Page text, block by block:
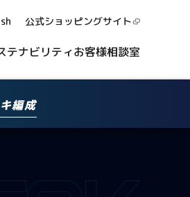
公式ショッピングサイト
テナビリティお客様相談室
編成